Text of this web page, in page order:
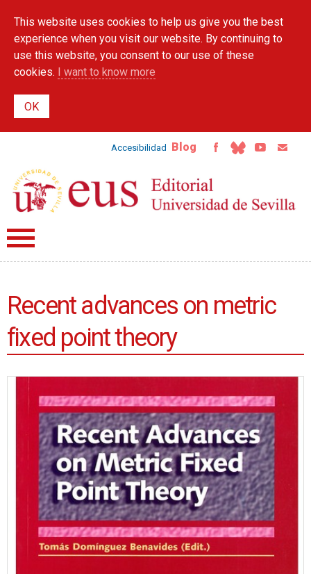
main
content
This website uses cookies to help us give you the best
experience when you visit our website. By continuing to
use this website, you consent to our use of these
cookies. I want to know more
Accesibilidad Blog
Recent advances on metric
fixed point theory